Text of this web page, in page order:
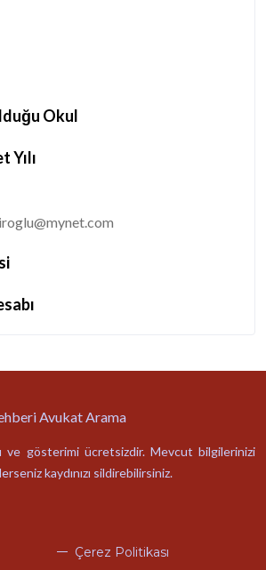
Okul
Yılı
ve gösterimi ücretsizdir. Mevcut bilgilerinizi
kaydınızı sildirebilirsiniz.
Çerez Politikası